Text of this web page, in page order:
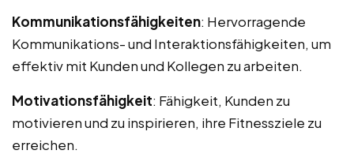
Kommunikationsfähigkeiten: Hervorragende
Kommunikations- und Interaktionsfähigkeiten, um
effektiv mit Kunden und Kollegen zu arbeiten.
Motivationsfähigkeit: Fähigkeit, Kunden zu
motivieren und zu inspirieren, ihre Fitnessziele zu
erreichen.